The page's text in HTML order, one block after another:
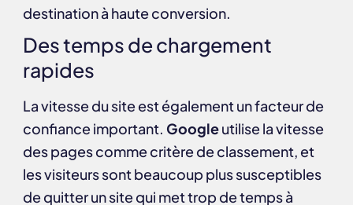
destination à haute conversion.
Des temps de chargement
rapides
La vitesse du site est également un facteur de
confiance important. Googleutilise la vitesse
des pages comme critère de classement, et
les visiteurs sont beaucoup plus susceptibles
de quitter un site qui met trop de temps à